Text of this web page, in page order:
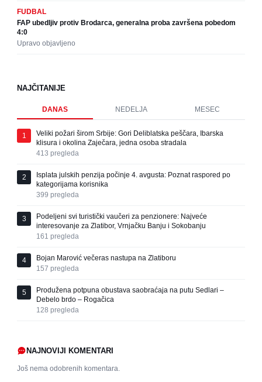
FUDBAL
FAP ubedljiv protiv Brodarca, generalna proba završena pobedom
4:0
Upravo objavljeno
NAJČITANIJE
DANAS NEDELJA MESEC
1
Veliki požari širom Srbije: Gori Deliblatska peščara, Ibarska
klisura i okolina Zaječara, jedna osoba stradala
413 pregleda
2
Isplata julskih penzija počinje 4. avgusta: Poznat raspored po
kategorijama korisnika
399 pregleda
3
Podeljeni svi turistički vaučeri za penzionere: Najveće
interesovanje za Zlatibor, Vrnjačku Banju i Sokobanju
161 pregleda
4
Bojan Marović večeras nastupa na Zlatiboru
157 pregleda
5
Produžena potpuna obustava saobraćaja na putu Sedlari –
Debelo brdo – Rogačica
128 pregleda
NAJNOVIJI KOMENTARI
Još nema odobrenih komentara.